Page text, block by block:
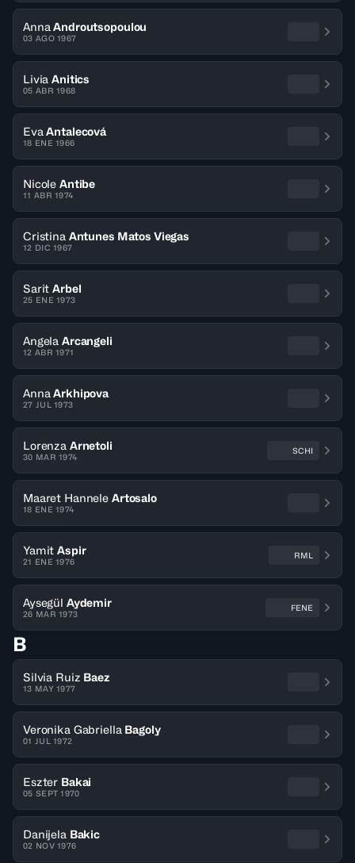
Anna Androutsopoulou
03 AGO 1967
Livia Anitics
05 ABR 1968
Eva Antalecová
18 ENE 1966
Nicole Antibe
11 ABR 1974
Cristina Antunes Matos Viegas
12 DIC 1967
Sarit Arbel
25 ENE 1973
Angela Arcangeli
12 ABR 1971
Anna Arkhipova
27 JUL 1973
Lorenza Arnetoli
30 MAR 1974
SCHI
Maaret Hannele Artosalo
18 ENE 1974
Yamit Aspir
21 ENE 1976
RML
Aysegül Aydemir
26 MAR 1973
FENE
B
Silvia Ruiz Baez
13 MAY 1977
Veronika Gabriella Bagoly
01 JUL 1972
Eszter Bakai
05 SEPT 1970
Danijela Bakic
02 NOV 1976